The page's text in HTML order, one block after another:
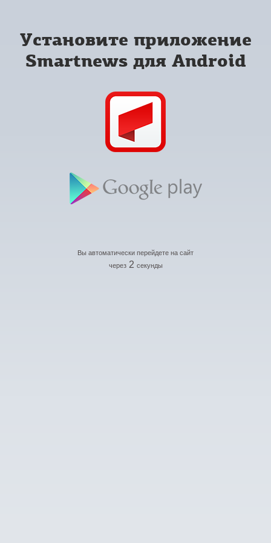
Установите приложение
Smartnews для Android
Вы автоматически перейдете на сайт
через 2 секунды